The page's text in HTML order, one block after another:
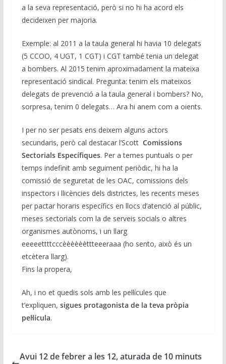
a la seva representació, però si no hi ha acord els
decideixen per majoria.
Exemple: al 2011 a la taula general hi havia 10 delegats
(5 CCOO, 4 UGT, 1 CGT) i CGT també tenia un delegat
a bombers. Al 2015 tenim aproximadament la mateixa
representació sindical. Pregunta: tenim els mateixos
delegats de prevenció a la taula general i bombers? No,
sorpresa, tenim 0 delegats… Ara hi anem com a oients.
I per no ser pesats ens deixem alguns actors
secundaris, però cal destacar l’Scott Comissions
Sectorials Específiques. Per a temes puntuals o per
temps indefinit amb seguiment periòdic, hi ha la
comissió de seguretat de les OAC, comissions dels
inspectors i llicències dels districtes, les recents meses
per pactar horaris específics en llocs d’atenció al públic,
meses sectorials com la de serveis socials o altres
organismes autònoms, i un llarg
eeeeettttcccèèèèèèttteeeraaa (ho sento, això és un
etcètera llarg).
Fins la propera,
Ah, i no et quedis sols amb les pel·lícules que
t’expliquen, sigues protagonista de la teva pròpia
pel·lícula.
Avui 12 de febrer a les 12, aturada de 10 minuts